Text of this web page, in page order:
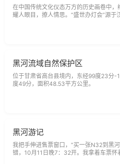
在中国传统文化仪态万方的历史画卷中
耀人眼目，撩人情思。“盛世办灯会”源于
黑河流域自然保护区
位于甘肃省高台县境内，东经99度23分
度49分，面积48.53平方公里。
黑河游记
我把手伸进售票窗口，“买一张N32到黑
错，10月11日晚7：32开。我拿着车票怀